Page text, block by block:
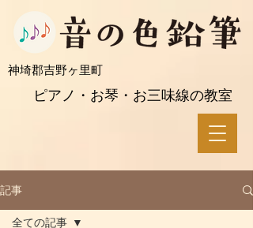
ピアノ・お琴・お三味線の教室
​神埼郡吉野ヶ里町
記事
全ての記事